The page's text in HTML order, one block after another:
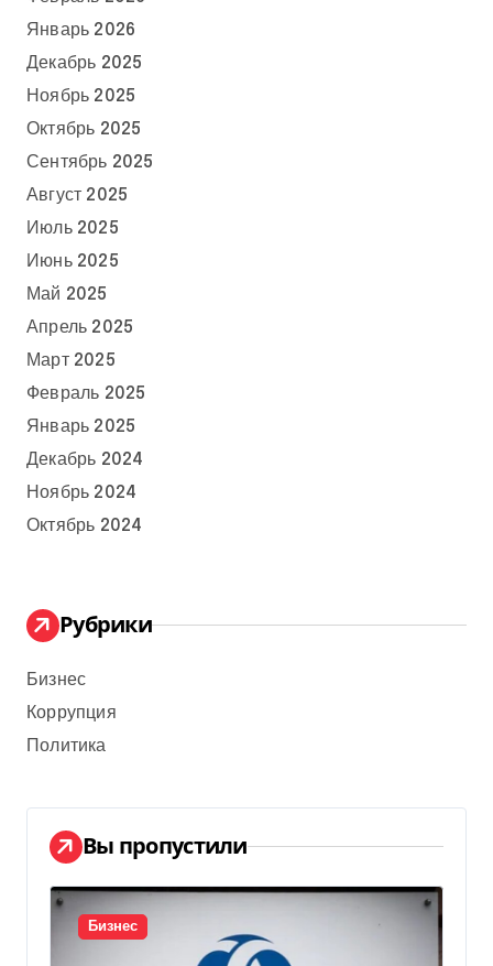
Январь 2026
Декабрь 2025
Ноябрь 2025
Октябрь 2025
Сентябрь 2025
Август 2025
Июль 2025
Июнь 2025
Май 2025
Апрель 2025
Март 2025
Февраль 2025
Январь 2025
Декабрь 2024
Ноябрь 2024
Октябрь 2024
Рубрики
Бизнес
Коррупция
Политика
Вы пропустили
Бизнес